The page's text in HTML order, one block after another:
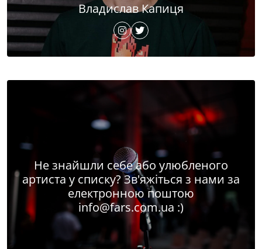
Владислав Капиця
Не знайшли себе або улюбленого
артиста у списку? Зв'яжіться з нами за
електронною поштою
info@fars.com.ua :)